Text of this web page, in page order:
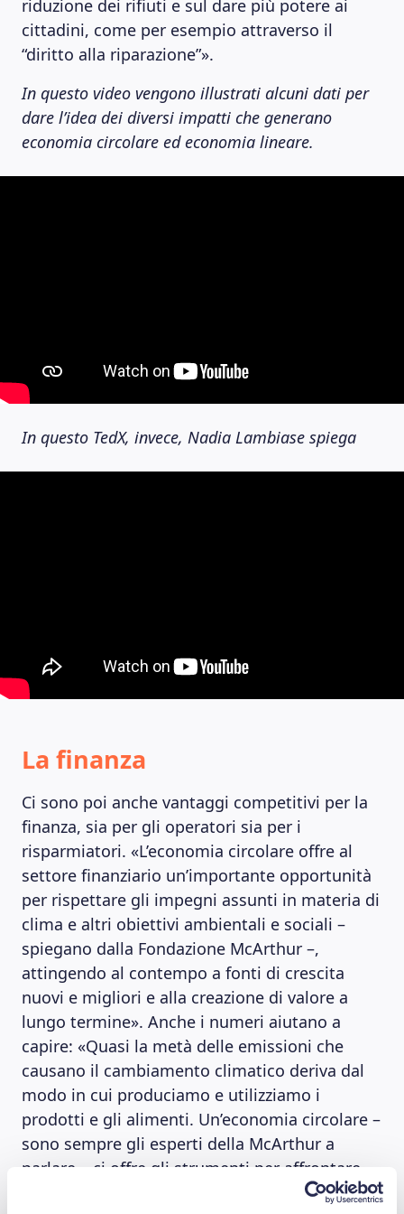
riduzione dei rifiuti e sul dare più potere ai
cittadini, come per esempio attraverso il
“diritto alla riparazione”».
In questo video vengono illustrati alcuni dati per
dare l’idea dei diversi impatti che generano
economia circolare ed economia lineare.
In questo TedX, invece, Nadia Lambiase spiega
La finanza
Ci sono poi anche vantaggi competitivi per la
finanza, sia per gli operatori sia per i
risparmiatori. «L’economia circolare offre al
settore finanziario un’importante opportunità
per rispettare gli impegni assunti in materia di
clima e altri obiettivi ambientali e sociali –
spiegano dalla Fondazione McArthur –,
attingendo al contempo a fonti di crescita
nuovi e migliori e alla creazione di valore a
lungo termine». Anche i numeri aiutano a
capire: «Quasi la metà delle emissioni che
causano il cambiamento climatico deriva dal
modo in cui produciamo e utilizziamo i
prodotti e gli alimenti. Un’economia circolare –
sono sempre gli esperti della McArthur a
parlare – ci offre gli strumenti per affrontare
insieme il cambiamento climatico e la perdita